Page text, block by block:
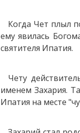
Когда Чет плыл
ему явилась
святителя Ипатия.
Чету
именем Захария.
Ипатия на месте